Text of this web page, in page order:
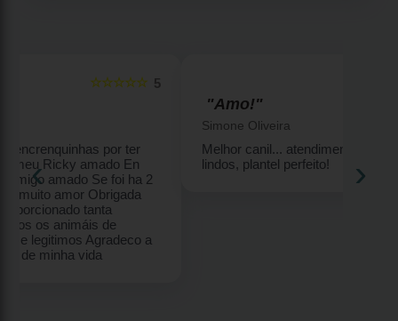
Melhor canil... atendimento diferenciado, filhotes
lindos, plantel perfeito!
‹ ›